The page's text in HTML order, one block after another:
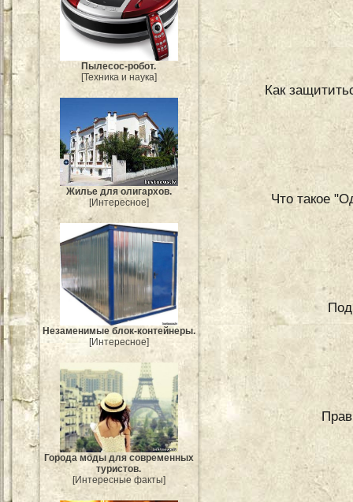
Пылесос-робот.
[Техника и наука]
Жилье для олигархов.
[Интересное]
Незаменимые блок-контейнеры.
[Интересное]
Города моды для современных
туристов.
[Интересные факты]
Как
Что такое